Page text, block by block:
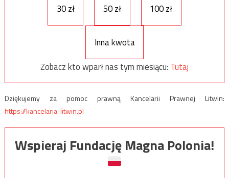
30 zł
50 zł 100 zł
Inna kwota
Zobacz kto wparł nas tym miesiącu: Tutaj
Dziękujemy za pomoc prawną Kancelarii Prawnej Litwin:
https://kancelaria-litwin.pl
Wspieraj Fundację Magna Polonia!